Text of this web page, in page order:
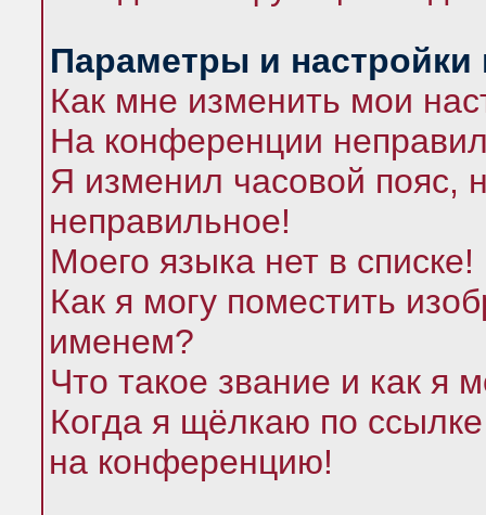
Параметры и настройки
Как мне изменить мои
На конференции
Я изменил часовой пояс,
неправильное!
Моего языка нет в списке!
Как я могу поместить
именем?
Что такое звание и как я
Когда я щёлкаю по
на конференцию!